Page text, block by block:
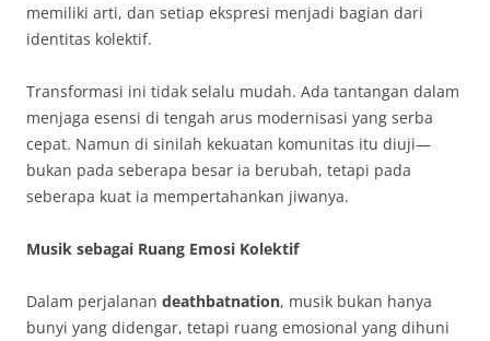
memiliki arti, dan setiap ekspresi menjadi bagian dari
identitas kolektif.
Transformasi ini tidak selalu mudah. Ada tantangan dalam
menjaga esensi di tengah arus modernisasi yang serba
cepat. Namun di sinilah kekuatan komunitas itu diuji—
bukan pada seberapa besar ia berubah, tetapi pada
seberapa kuat ia mempertahankan jiwanya.
Musik sebagai Ruang Emosi Kolektif
Dalam perjalanan deathbatnation, musik bukan hanya
bunyi yang didengar, tetapi ruang emosional yang dihuni